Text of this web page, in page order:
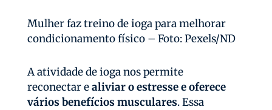
Mulher faz treino de ioga para melhorar
condicionamento físico – Foto: Pexels/ND
A atividade de ioga nos permite
reconectar ealiviar o estresse e oferece
vários benefícios musculares. Essa